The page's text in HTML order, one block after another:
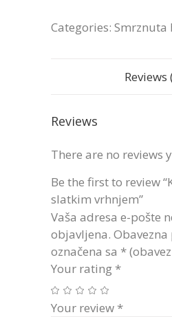
Categories: Smrznuta
Reviews
Reviews
There are no reviews
Be the first to review
slatkim vrhnjem”
Vaša adresa e-pošte
objavljena.
označena sa *
Your rating *
Your review *